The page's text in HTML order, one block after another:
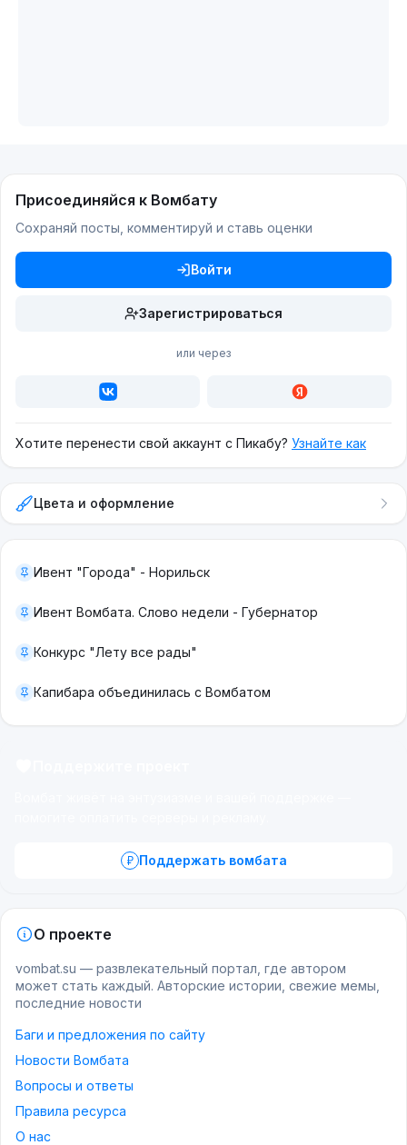
Присоединяйся к Вомбату
Сохраняй посты, комментируй и ставь оценки
Войти
Зарегистрироваться
или через
Хотите перенести свой аккаунт с Пикабу? Узнайте как
Цвета и оформление
Ивент "Города" - Норильск
Ивент Вомбата. Слово недели - Губернатор
Конкурс "Лету все рады"
Капибара объединилась с Вомбатом
Поддержать вомбата
О проекте
vombat.su — развлекательный портал, где автором
может стать каждый. Авторские истории, свежие мемы,
последние новости
Баги и предложения по сайту
Новости Вомбата
Вопросы и ответы
Правила ресурса
О нас